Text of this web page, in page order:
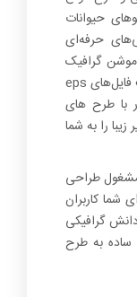
حیوانات
حرفه‌ای
گرافیک
در ابعاد بزرگ بدون افت کیفیت، در قالب فایل‌های eps
با طرح های
را به شما
مشغول طراحی
شما کاربران
گرافیکی
ساده به طرح